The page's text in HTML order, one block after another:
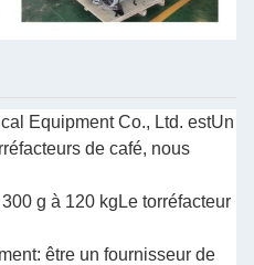
Equipment Co., Ltd. estUn
de café, nous
g à 120 kg Le torréfacteur
être un fournisseur de